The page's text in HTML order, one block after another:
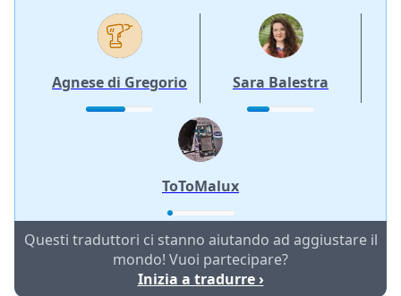
Agnese di Gregorio Sara Balestra
ToToMalux
Questi traduttori ci stanno aiutando ad aggiustare il
mondo! Vuoi partecipare?
Inizia a tradurre ›